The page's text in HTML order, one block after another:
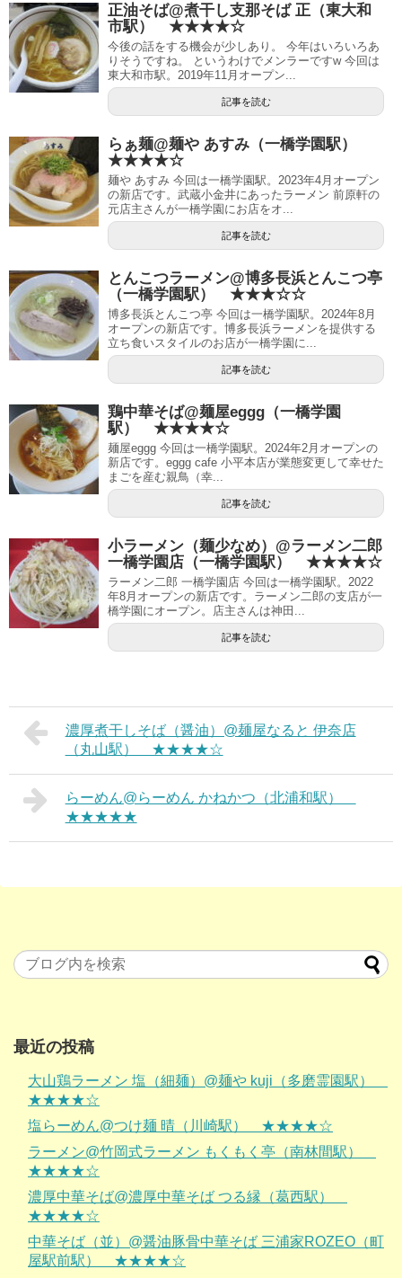
正油そば@煮干し支那そば 正（東大和
市駅） ★★★★☆
今後の話をする機会が少しあり。 今年はいろいろあ
りそうですね。 というわけでメンラーですw 今回は
東大和市駅。2019年11月オープン...
記事を読む
らぁ麺@麺や あすみ（一橋学園駅）
★★★★☆
麺や あすみ 今回は一橋学園駅。2023年4月オープン
の新店です。武蔵小金井にあったラーメン 前原軒の
元店主さんが一橋学園にお店をオ...
記事を読む
とんこつラーメン@博多長浜とんこつ亭
（一橋学園駅） ★★★☆☆
博多長浜とんこつ亭 今回は一橋学園駅。2024年8月
オープンの新店です。博多長浜ラーメンを提供する
立ち食いスタイルのお店が一橋学園に...
記事を読む
鶏中華そば@麺屋eggg（一橋学園
駅） ★★★★☆
麺屋eggg 今回は一橋学園駅。2024年2月オープンの
新店です。eggg cafe 小平本店が業態変更して幸せた
まごを産む親鳥（幸...
記事を読む
小ラーメン（麺少なめ）@ラーメン二郎
一橋学園店（一橋学園駅） ★★★★☆
ラーメン二郎 一橋学園店 今回は一橋学園駅。2022
年8月オープンの新店です。ラーメン二郎の支店が一
橋学園にオープン。店主さんは神田...
記事を読む
濃厚煮干しそば（醤油）@麺屋なると 伊奈店
（丸山駅） ★★★★☆
らーめん@らーめん かねかつ（北浦和駅）
★★★★★
最近の投稿
大山鶏ラーメン 塩（細麺）@麺や kuji（多磨霊園駅）
★★★★☆
塩らーめん@つけ麺 晴（川崎駅） ★★★★☆
ラーメン@竹岡式ラーメン もくもく亭（南林間駅）
★★★★☆
濃厚中華そば@濃厚中華そば つる縁（葛西駅）
★★★★☆
中華そば（並）@醤油豚骨中華そば 三浦家ROZEO（町
屋駅前駅） ★★★★☆